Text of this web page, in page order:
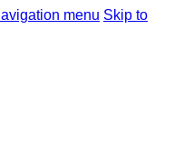
menu Skip to